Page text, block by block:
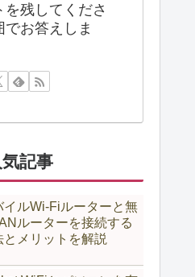
残してくださ
お答えしま
記事
イルWi-Fiルーターと無
ルーターを接続する
とメリットを解説